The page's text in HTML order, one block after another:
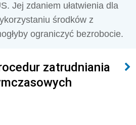
Jej zdaniem ułatwienia dla
środków z
ograniczyć bezrobocie.
zatrudniania